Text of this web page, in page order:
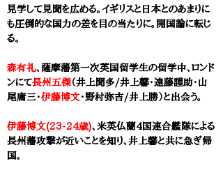
見学して見聞を広める。イギリスと日本とのあまりに
も圧倒的な国力の差を目の当たりに。開国論に転じ
る。
森有礼、薩摩藩第一次英国留学生の留学中、ロンド
ンにて長州五傑（井上聞多/井上馨・遠藤謹助・ 山
尾庸三 ・伊藤博文・野村弥吉/井上勝）と出会う。
伊藤博文(23-24歳)、米英仏蘭4国連合艦隊による
長州藩攻撃が近いことを知り、井上馨と共に急ぎ帰
国。